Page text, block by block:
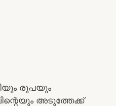
രൂപയും
അടുത്തേക്ക്